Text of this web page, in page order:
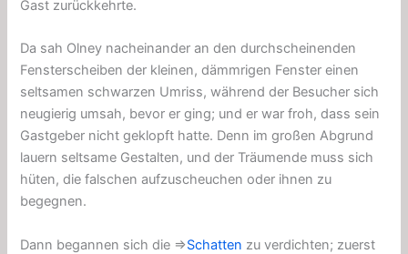
Gast zurückkehrte.
Da sah Olney nacheinander an den durchscheinenden
Fensterscheiben der kleinen, dämmrigen Fenster einen
seltsamen schwarzen Umriss, während der Besucher sich
neugierig umsah, bevor er ging; und er war froh, dass sein
Gastgeber nicht geklopft hatte. Denn im großen Abgrund
lauern seltsame Gestalten, und der Träumende muss sich
hüten, die falschen aufzuscheuchen oder ihnen zu
begegnen.
Dann begannen sich die ⇒Schatten zu verdichten; zuerst